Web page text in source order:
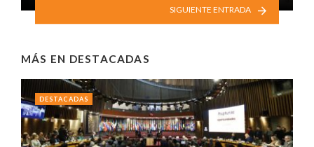
SIGUIENTE ENTRADA
MÁS EN DESTACADAS
DESTACADAS